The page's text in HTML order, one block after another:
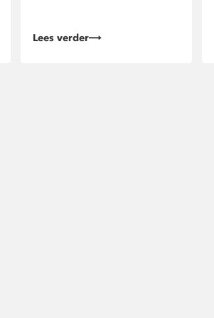
Lees verder